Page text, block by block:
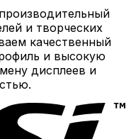
и творческих
качественный
и высокую
дисплеев и